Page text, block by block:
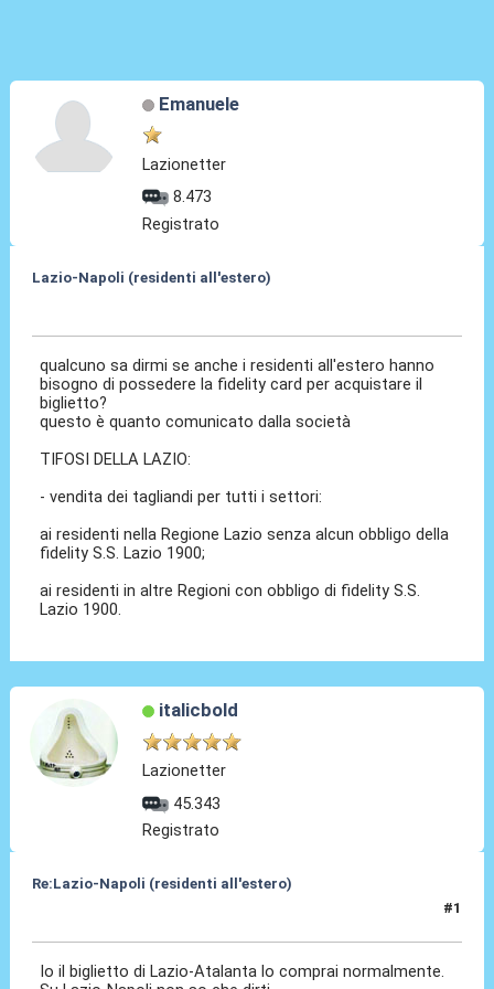
Emanuele
Lazionetter
8.473
Registrato
Lazio-Napoli (residenti all'estero)
qualcuno sa dirmi se anche i residenti all'estero hanno
bisogno di possedere la fidelity card per acquistare il
biglietto?
questo è quanto comunicato dalla società
TIFOSI DELLA LAZIO:
- vendita dei tagliandi per tutti i settori:
ai residenti nella Regione Lazio senza alcun obbligo della
fidelity S.S. Lazio 1900;
ai residenti in altre Regioni con obbligo di fidelity S.S.
Lazio 1900.
italicbold
Lazionetter
45.343
Registrato
Re:Lazio-Napoli (residenti all'estero)
#1
Io il biglietto di Lazio-Atalanta lo comprai normalmente.